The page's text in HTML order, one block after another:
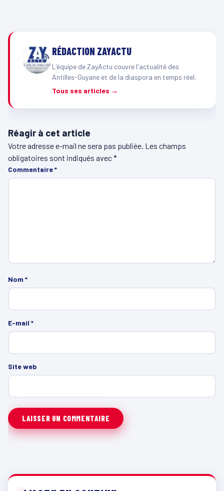
RÉDACTION ZAYACTU
L'équipe de ZayActu couvre l'actualité des
Antilles-Guyane et de la diaspora en temps réel.
Tous ses articles →
Réagir à cet article
Votre adresse e-mail ne sera pas publiée. Les champs
obligatoires sont indiqués avec*
Commentaire*
Nom *
E-mail *
Site web